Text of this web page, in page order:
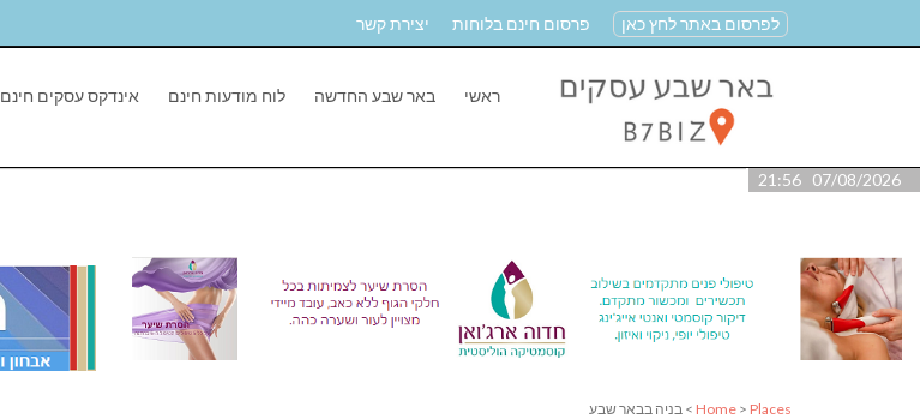
לפרסום באתר לחץ כאן פרסום חינם בלוחות יצירת קשר
ראשי באר שבע החדשה לוח מודעות חינם אינדקס עסקים חינם
07/08/2026 21:56
Home > Places > בניה בבאר שבע